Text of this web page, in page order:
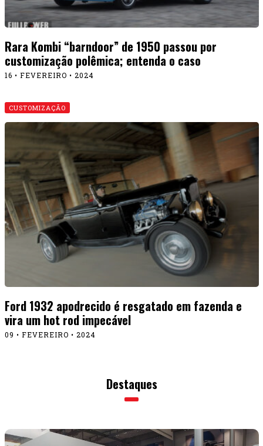
Rara Kombi “barndoor” de 1950 passou por
customização polêmica; entenda o caso
16 • FEVEREIRO • 2024
CUSTOMIZAÇÃO
Ford 1932 apodrecido é resgatado em fazenda e
vira um hot rod impecável
09 • FEVEREIRO • 2024
Destaques